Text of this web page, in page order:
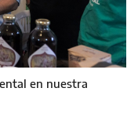
en nuestra